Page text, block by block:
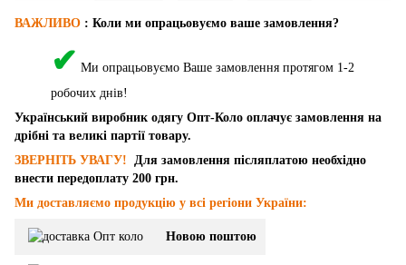
ВАЖЛИВО : Коли ми опрацьовуємо ваше замовлення?
✔ Ми опрацьовуємо Ваше замовлення протягом 1-2
робочих днів!
Український виробник одягу Опт-Коло оплачує замовлення на
дрібні та великі партії товару.
ЗВЕРНІТЬ УВАГУ!
Для замовлення післяплатою необхідно
внести передоплату 200 грн.
Ми доставляємо продукцію у всі регіони України:
Новою поштою